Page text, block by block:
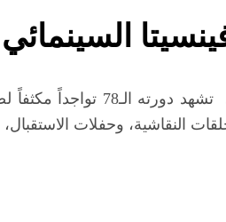
انطلق مركز السينما العربية في مهرجان فينيسيا